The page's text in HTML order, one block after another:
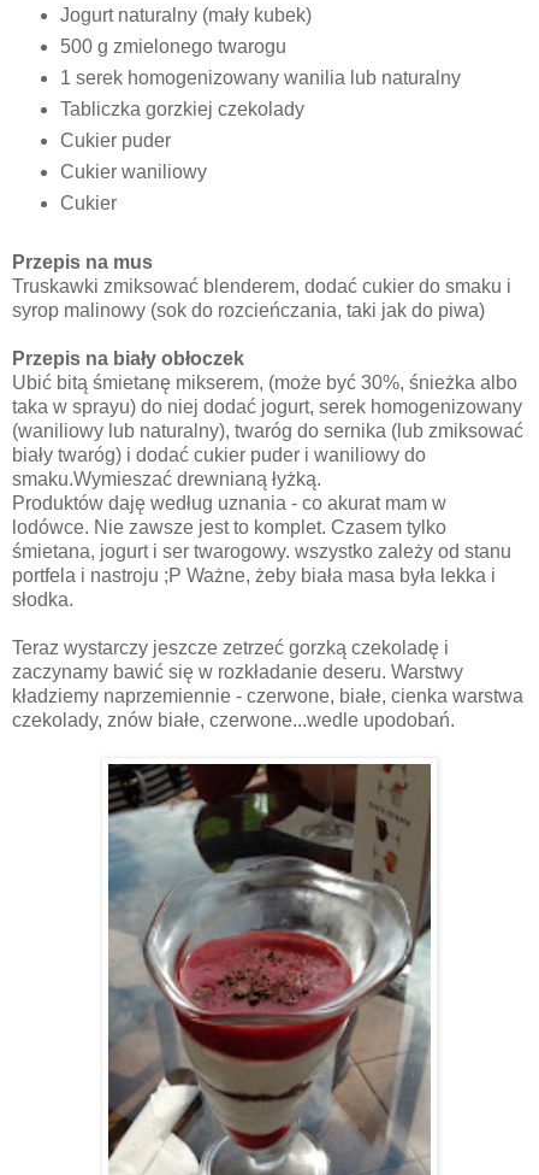
Jogurt naturalny (mały kubek)
500 g zmielonego twarogu
1 serek homogenizowany wanilia lub naturalny
Tabliczka gorzkiej czekolady
Cukier puder
Cukier waniliowy
Cukier
Przepis na mus
Truskawki zmiksować blenderem, dodać cukier do smaku i
syrop malinowy (sok do rozcieńczania, taki jak do piwa)
Przepis na biały obłoczek
Ubić bitą śmietanę mikserem, (może być 30%, śnieżka albo
taka w sprayu) do niej dodać jogurt, serek homogenizowany
(waniliowy lub naturalny), twaróg do sernika (lub zmiksować
biały twaróg) i dodać cukier puder i waniliowy do
smaku.Wymieszać drewnianą łyżką.
Produktów daję według uznania - co akurat mam w
lodówce. Nie zawsze jest to komplet. Czasem tylko
śmietana, jogurt i ser twarogowy. wszystko zależy od stanu
portfela i nastroju ;P Ważne, żeby biała masa była lekka i
słodka.
Teraz wystarczy jeszcze zetrzeć gorzką czekoladę i
zaczynamy bawić się w rozkładanie deseru. Warstwy
kładziemy naprzemiennie - czerwone, białe, cienka warstwa
czekolady, znów białe, czerwone...wedle upodobań.